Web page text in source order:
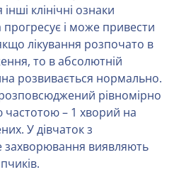
інші клінічні ознаки
і може привести
лікування розпочато в
то в абсолютній
розвивається нормально.
рівномірно
– 1 хворий на
У дівчаток з
захворювання виявляють